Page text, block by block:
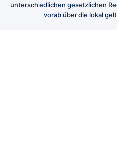
unterschiedlichen gesetzlichen
vorab über die lokal